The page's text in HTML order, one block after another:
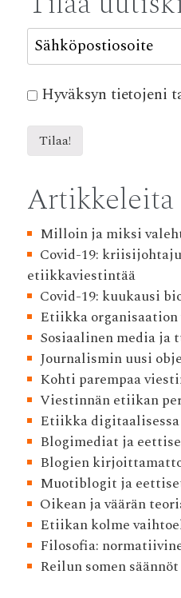
Hyväksyn tietojeni
Artikkeleita
Milloin ja miksi
Covid-19:
etiikkaviestintää
Covid-19: kuukausi
Etiikka organisaation
Sosiaalinen media
Journalismin uusi
Kohti parempaa
Viestinnän etiikan
Etiikka digitaalisessa
Blogimediat ja
Blogien
Muotiblogit ja
Oikean ja väärän
Etiikan kolme
Filosofia:
Reilun somen säännöt